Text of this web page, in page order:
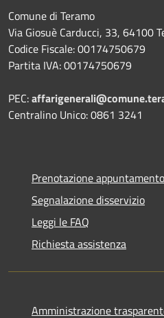
Comune di Teramo
Via Giosuè Carducci, 33, 64100
Codice Fiscale: 00174750679
Partita IVA: 00174750679
PEC:
Centralino Unico: 0861 3241
Prenotazione appuntamento
Segnalazione disservizio
Leggi le FAQ
Richiesta assistenza
Amministrazione